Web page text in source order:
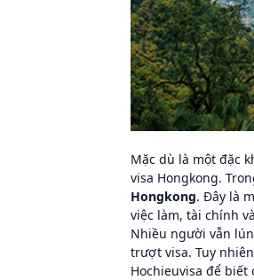
Mặc dù là một đặc
visa Hongkong.
Hongkong. Đây là
việc làm, tài chính
Nhiều người vẫn
trượt visa. Tuy
Hochieuvisa để